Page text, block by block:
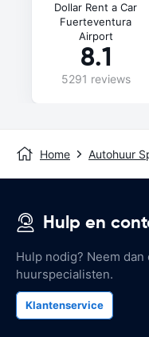
Dollar Rent a Car
Fuerteventura
Airport
8.1
5291 reviews
Home Autohuur
Hulp en
Hulp nodig? Neem
huurspecialisten.
Klantenservice